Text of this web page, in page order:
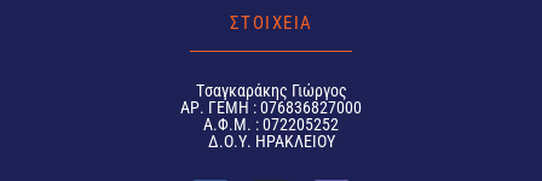
ΣΤΟΙΧΕΙΑ
Tσαγκαράκης Γιώργος
ΑΡ. ΓΕΜΗ : 076836827000
Α.Φ.Μ. : 072205252
Δ.Ο.Υ. ΗΡΑΚΛΕΙΟΥ